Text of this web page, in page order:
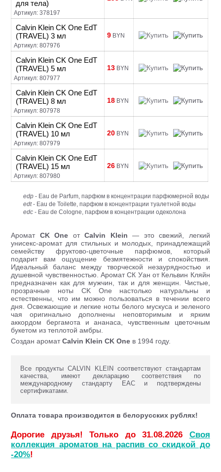
для тела)
Артикул: 378197
Calvin Klein CK One EdT
(TRAVEL) 3 мл
Артикул: 807976
9 BYN
Calvin Klein CK One EdT
(TRAVEL) 5 мл
Артикул: 807977
13 BYN
Calvin Klein CK One EdT
(TRAVEL) 8 мл
Артикул: 807978
18 BYN
Calvin Klein CK One EdT
(TRAVEL) 10 мл
Артикул: 807979
20 BYN
Calvin Klein CK One EdT
(TRAVEL) 15 мл
Артикул: 807980
26 BYN
edp - Eau de Parfum, парфюм в концентрации парфюмерной воды
edt- Eau de Toilette, парфюм в концентрации туалетной воды
edc - Eau de Cologne, парфюм в концентрации одеколона
Аромат CK One отCalvin Klein — это свежий, легкий
унисекс-аромат для стильных и молодых, принадлежащий
семейству фруктово-цветочные парфюмов, который
подарит вам ощущение безмятежности и спокойствия.
Идеальный баланс между творческой незаурядностью и
душевной чувственностью. Аромат СК Уан от Кельвин Кляйн
предназначен как для мужчин, так и для женщин. Чистые,
прозрачные ноты CK One настолько натуральны и
естественны, что им можно пользоваться в течении всего
дня. Освежающие и легкие ноты белого мускуса и зеленого
чая оригинально дополнены неповторимым и ярким
аккордом бергамота и ананаса, чувственным цветочным
букетом из теплотой амбры.
Создан ароматCalvin Klein CK One в 1994 году.
Все продукты CALVIN KLEIN соответствуют стандартам
качества, имеют декларацию соответствия по
международному стандарту ЕАС и подтверждены
сертификатами.
Оплата товара производится в белорусских рублях!
Дорогие друзья! Только до 31.08.2026 Своя
коллекция ароматов на распив со скидкой до
-20%!